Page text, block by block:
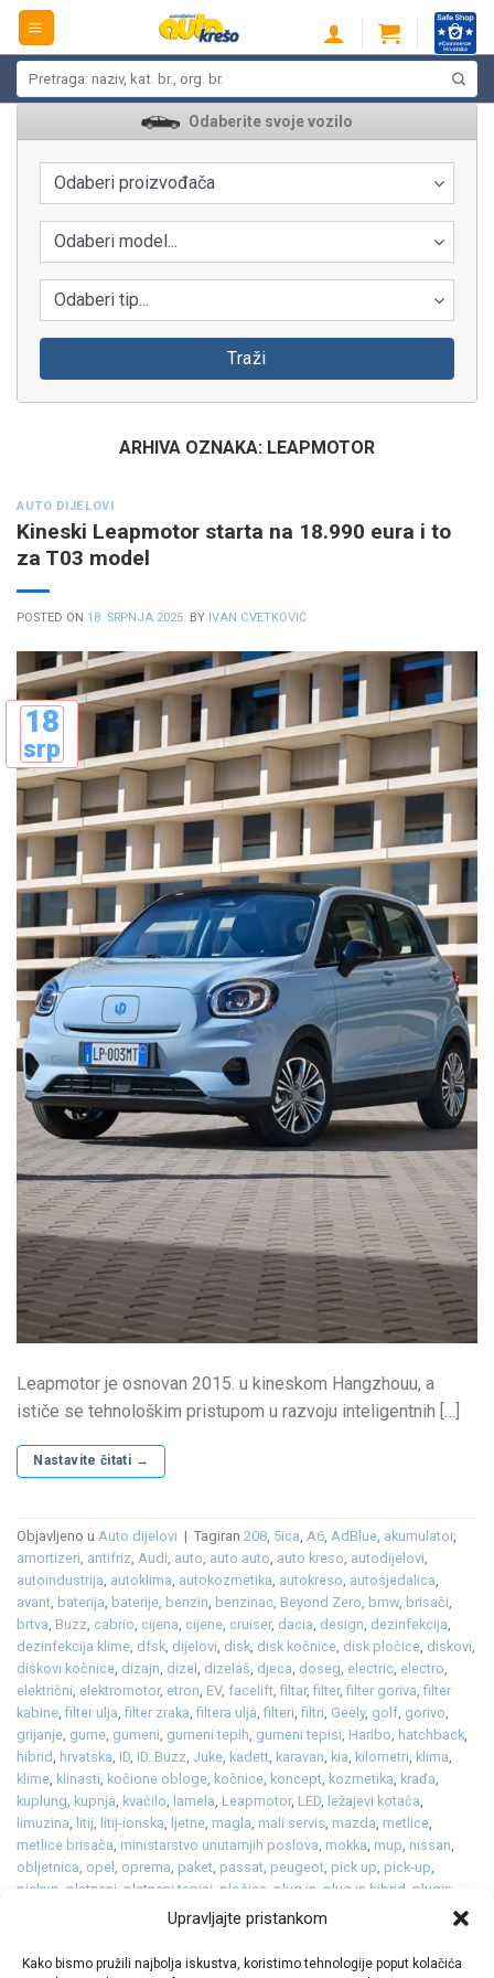
Upravljajte pristankom
Kako bismo pružili najbolja iskustva, koristimo tehnologije poput kolačića
Skip
content
Odaberite svoje vozilo
Odaberi proizvođača
Odaberi model...
Odaberi tip...
Traži
ARHIVA OZNAKA: LEAPMOTOR
AUTO DIJELOVI
Kineski Leapmotor starta na 18.990 eura i to
za T03 model
POSTED ON 18. SRPNJA 2025. BY IVAN CVETKOVIĆ
18
srp
Leapmotor je osnovan 2015. u kineskom Hangzhouu, a
ističe se tehnološkim pristupom u razvoju inteligentnih […]
Nastavite čitati →
Objavljeno u Auto dijelovi | Tagiran 208, 5ica, A6, AdBlue, akumulator,
amortizeri, antifriz, Audi, auto, auto auto, auto kreso, autodijelovi,
autoindustrija, autoklima, autokozmetika, autokreso, autosjedalica,
avant, baterija, baterije, benzin, benzinac, Beyond Zero, bmw, brisači,
brtva, Buzz, cabrio, cijena, cijene, cruiser, dacia, design, dezinfekcija,
dezinfekcija klime, dfsk, dijelovi, disk, disk kočnice, disk pločice, diskovi,
diskovi kočnice, dizajn, dizel , dizelaš, djeca, doseg, electric, electro,
električni, elektromotor, etron, EV, facelift,filtar,filter,filter goriva,filter
kabine,filter ulja,filter zraka,filtera ulja,filteri,filtri, Geely, golf, gorivo,
grijanje, gume, gumeni, gumeni tepih, gumeni tepisi, Haribo, hatchback,
hibrid, hrvatska, ID, ID. Buzz, Juke, kadett, karavan, kia, kilometri, klima,
klime, klinasti, kočione obloge, kočnice, koncept, kozmetika, krađa,
kuplung, kupnja, kvačilo, lamela, Leapmotor, LED, ležajevi kotača,
limuzina, litij, litij-ionska, ljetne, magla, mali servis, mazda, metlice,
metlice brisača, ministarstvo unutarnjih poslova, mokka, mup, nissan,
obljetnica, opel , oprema, paket, passat, peugeot, pick up, pick-up,
pickup platneni platneni tepisi pločice plug in plug in hibrid plugin
postignuća, potrošnja,premijer,
R5 , rabljeni razvod lanca redizajn reli remen , renault rezervni , serijski